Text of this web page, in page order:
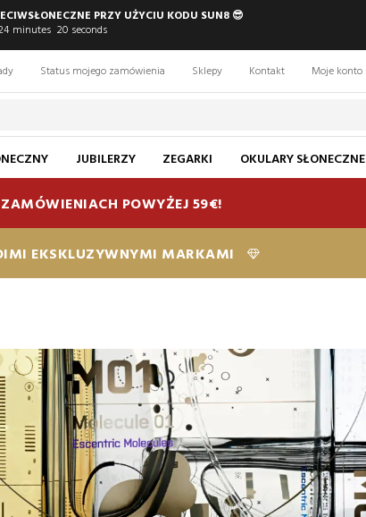
PRZY UŻYCIU KODU SUN8 😎
24 minutes 19 seconds
Status mojego zamówienia Sklepy Kontakt Moje konto
JUBILERZY ZEGARKI OKULARY SŁONECZNE
POWYŻEJ 59€!
EKSKLUZYWNYMI MARKAMI